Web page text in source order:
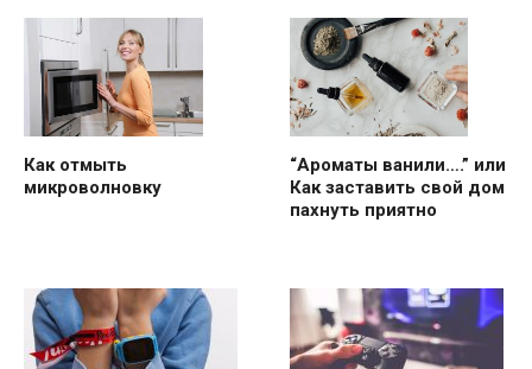
Как отмыть
микроволновку
“Ароматы ванили….” или
Как заставить свой дом
пахнуть приятно